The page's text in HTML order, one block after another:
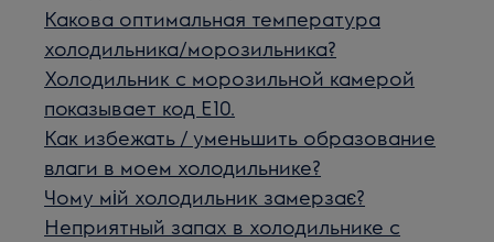
Какова оптимальная температура
холодильника/морозильника?
Холодильник с морозильной камерой
показывает код E10.
Как избежать / уменьшить образование
влаги в моем холодильнике?
Чому мій холодильник замерзає?
Неприятный запах в холодильнике с